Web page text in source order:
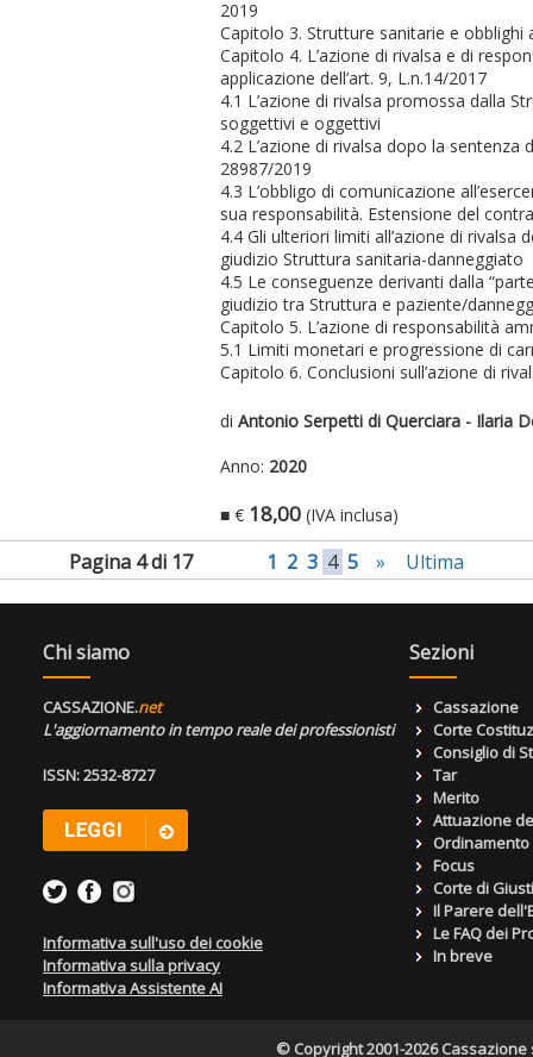
2019
Capitolo 3. Strutture sanitarie e obblighi
Capitolo 4. L’azione di rivalsa e di
applicazione dell’art. 9, L.n.14/2017
4.1 L’azione di rivalsa promossa dalla
soggettivi e oggettivi
4.2 L’azione di rivalsa dopo la
28987/2019
4.3 L’obbligo di comunicazione
sua responsabilità. Estensione del
4.4 Gli ulteriori limiti all’azione di rivalsa
giudizio Struttura sanitaria-danneggiato
4.5 Le conseguenze derivanti dalla
giudizio tra Struttura e paziente/
Capitolo 5. L’azione di responsabilità
5.1 Limiti monetari e progressione di
Capitolo 6. Conclusioni sull’azione di
di Antonio Serpetti di Querciara - Ilaria
Anno: 2020
■ € 18,00 (IVA inclusa)
Pagina 4 di 17 1 2 3 4 5 » Ultima
Chi siamo
CASSAZIONE.net
L'aggiornamento in tempo reale dei professionisti
ISSN: 2532-8727
Informativa sull'uso dei cookie
Informativa sulla privacy
Informativa Assistente AI
Sezioni
Cassazione
Corte
Consiglio di
Tar
Merito
Attuazione
Focus
Corte di
Il Parere
Le FAQ dei
In breve
© Copyright 2001-2026 Cassazione